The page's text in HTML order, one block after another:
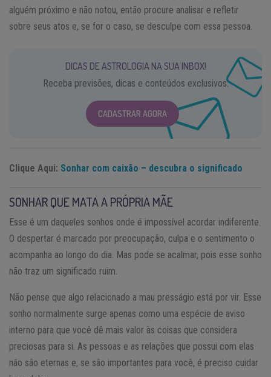
alguém próximo e não notou, então procure analisar e refletir
sobre seus atos e, se for o caso, se desculpe com essa pessoa.
DICAS DE ASTROLOGIA NA SUA INBOX!
Receba previsões, dicas e conteúdos exclusivos.
CADASTRAR AGORA
Clique Aqui: Sonhar com caixão – descubra o significado
SONHAR QUE MATA A PRÓPRIA MÃE
Esse é um daqueles sonhos onde é impossível acordar indiferente.
O despertar é marcado por preocupação, culpa e o sentimento o
acompanha ao longo do dia. Mas pode se acalmar, pois esse sonho
não traz um significado ruim.
Não pense que algo relacionado a mau presságio está por vir. Esse
sonho normalmente surge apenas como uma espécie de aviso
interno para que você dê mais valor às coisas que considera
preciosas para si. As pessoas e as relações que possui com elas
não são eternas e, se são importantes para você, é preciso cuidar